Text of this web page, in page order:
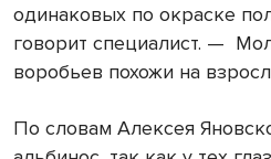
одинаковых по окраске
говорит специалист. —
воробьев похожи на
По словам Алексея